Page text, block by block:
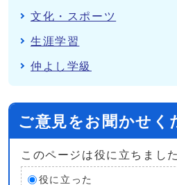
文化・スポーツ
生涯学習
仲よし学級
ご意見をお聞かせく
このページは役に立ちまし
役に立った